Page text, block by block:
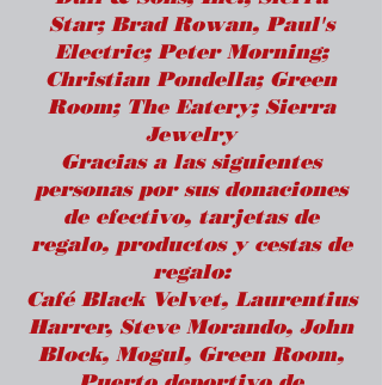
Star; Brad Rowan, Paul's
Electric; Peter Morning;
Christian Pondella; Green
Room; The Eatery; Sierra
Jewelry
Gracias a las siguientes
personas por sus donaciones
de efectivo, tarjetas de
regalo, productos y cestas de
regalo:
Café Black Velvet, Laurentius
Harrer, Steve Morando, John
Block, Mogul, Green Room,